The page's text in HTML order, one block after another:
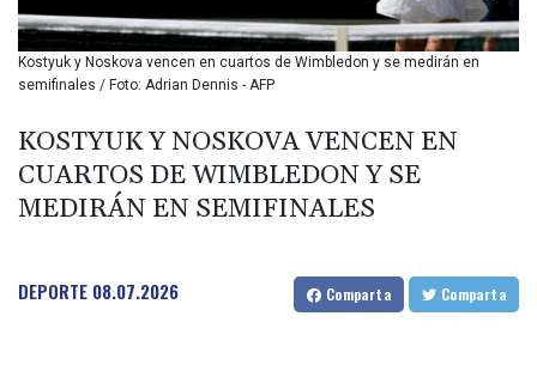
CAD 1.613446
CDF 2615.761404
CHF 0.934181
CLP 1056.199727
CNY 7.801146
CNH 7.796152
COP 3650.105178
CUC 1.156136
CUP 30.637594
Kostyuk y Noskova vencen en cuartos de Wimbledon y se medirán en
semifinales / Foto: Adrian Dennis - AFP
KOSTYUK Y NOSKOVA VENCEN EN
CUARTOS DE WIMBLEDON Y SE
MEDIRÁN EN SEMIFINALES
DEPORTE 08.07.2026 Comparta Comparta